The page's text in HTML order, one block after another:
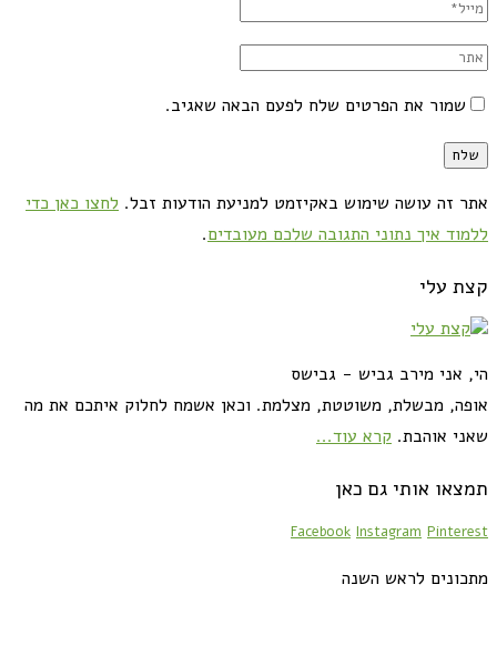
שמור את הפרטים שלח לפעם הבאה שאגיב.
אתר זה עושה שימוש באקיזמט למניעת הודעות זבל. לחצו כאן כדי
ללמוד איך נתוני התגובה שלכם מעובדים.
קצת עלי
הי, אני מירב גביש - גבישס
אופה, מבשלת, משוטטת, מצלמת. וכאן אשמח לחלוק איתכם את מה
שאני אוהבת. קרא עוד...
תמצאו אותי גם כאן
Facebook Instagram Pinterest
מתכונים לראש השנה